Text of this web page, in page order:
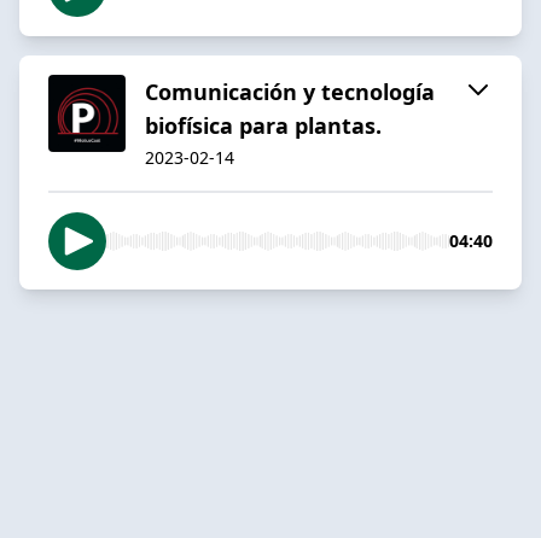
Comunicación y tecnología
biofísica para plantas.
2023-02-14
04:40